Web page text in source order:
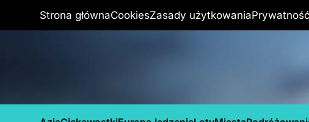
Strona głównaCookiesZasady użytkowaniaPrywatność